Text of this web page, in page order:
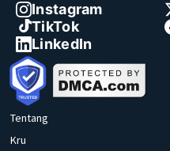
Instagram
TikTok
LinkedIn
Tentang
Kru